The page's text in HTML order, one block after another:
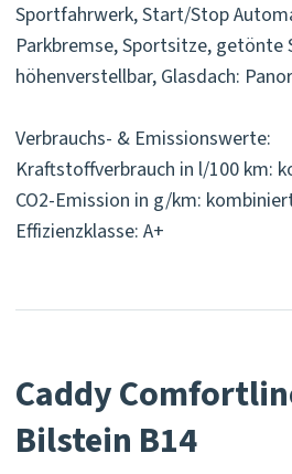
Sportfahrwerk, Start/Stop
Parkbremse, Sportsitze, getönte
höhenverstellbar, Glasdach:
Verbrauchs- & Emissionswerte:
Kraftstoffverbrauch in l/100 km:
CO2-Emission in g/km:
Effizienzklasse: A+
Caddy
Bilstein B14